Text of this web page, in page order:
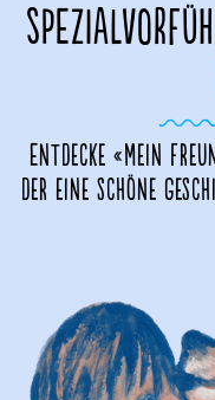
Entdecke «Mein
der eine schöne